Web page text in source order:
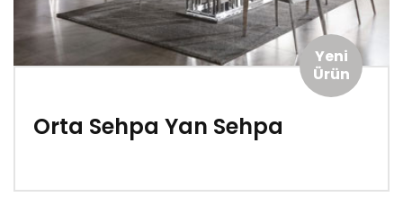
Yeni
Ürün
Orta Sehpa Yan Sehpa